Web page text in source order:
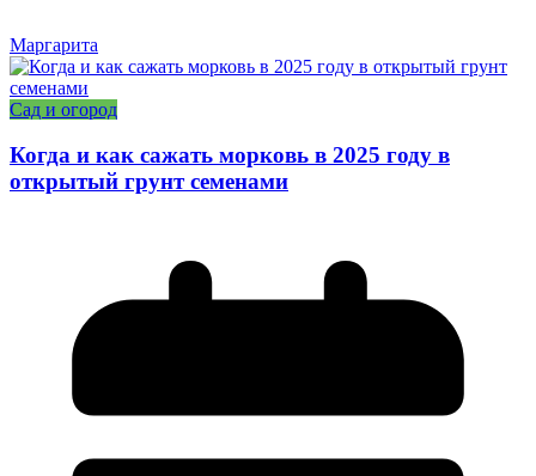
Маргарита
Сад и огород
Когда и как сажать морковь в 2025 году в
открытый грунт семенами